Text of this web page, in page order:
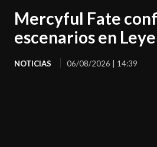
Mercyful Fate
escenarios en
NOTICIAS 06/08/2026 | 14:39